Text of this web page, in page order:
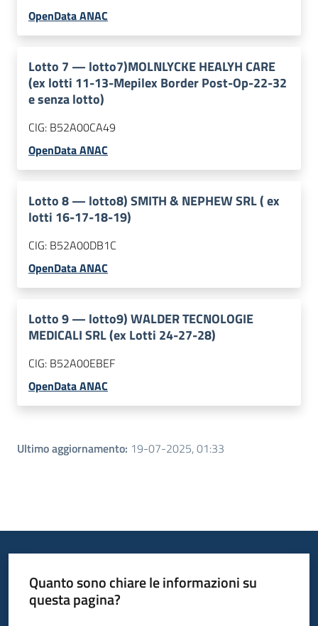
OpenData ANAC
Lotto 7 — lotto7)MOLNLYCKE HEALYH CARE
(ex lotti 11-13-Mepilex Border Post-Op-22-32
e senza lotto)
CIG: B52A00CA49
OpenData ANAC
Lotto8— lotto8) SMITH & NEPHEW SRL ( ex
lotti 16-17-18-19)
CIG: B52A00DB1C
OpenData ANAC
Lotto9— lotto9) WALDER TECNOLOGIE
MEDICALI SRL (ex Lotti 24-27-28)
CIG: B52A00EBEF
OpenData ANAC
Ultimo aggiornamento: 19-07-2025, 01:33
Quanto sono chiare le informazioni su
questa pagina?